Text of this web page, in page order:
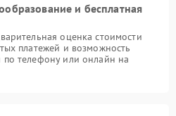
и бесплатная
оценка стоимости
платежей и возможность
по телефону или онлайн на